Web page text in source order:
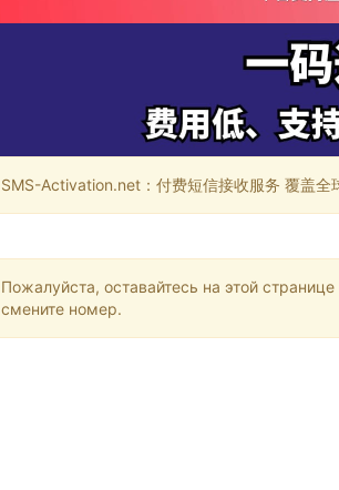
SMS-Activation.net：付费短信接收服务 覆盖
Пожалуйста, оставайтесь на этой
смените номер.